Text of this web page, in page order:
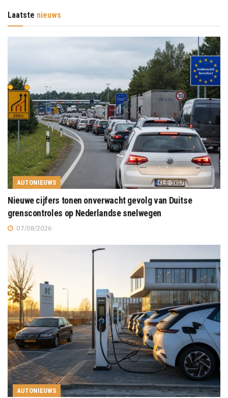
Laatste nieuws
AUTONIEUWS
Nieuwe cijfers tonen onverwacht gevolg van Duitse
grenscontroles op Nederlandse snelwegen
07/08/2026
AUTONIEUWS